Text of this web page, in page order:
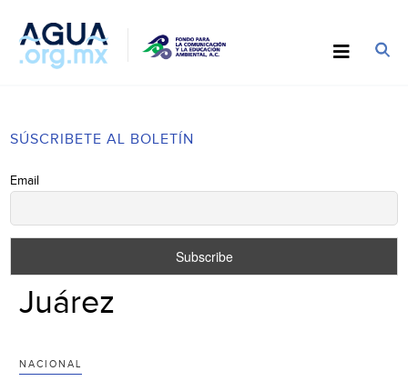
SÚSCRIBETE AL BOLETÍN
Email
Juárez
NACIONAL